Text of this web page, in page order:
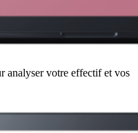
analyser votre effectif et vos